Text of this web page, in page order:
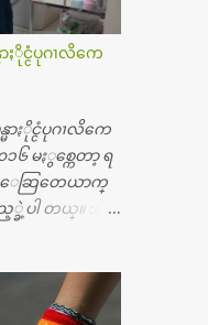
ႏိုင္ငံပုဂၢလိကေ
ာႏိုင္ငံပုဂၢလိကေ
၁၆ မႏွစ္ကေတာ့ ရ
ေဆြတေယာက္
ပါ တယ္။ အရ
ျခင္း လုပ္ပါ
ဝိတိုရိယေဟာ္တ